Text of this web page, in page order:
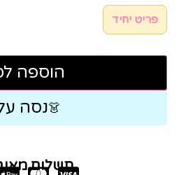
פריט יחיד
הוספה
👗נסה
תשלום